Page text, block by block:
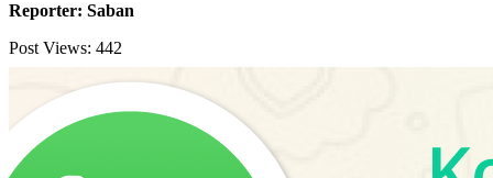
Reporter: Saban
Post Views: 442